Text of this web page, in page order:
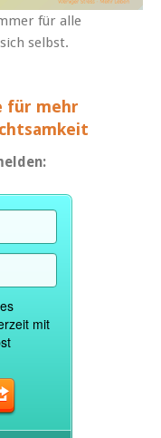
für alle
selbst.
für mehr